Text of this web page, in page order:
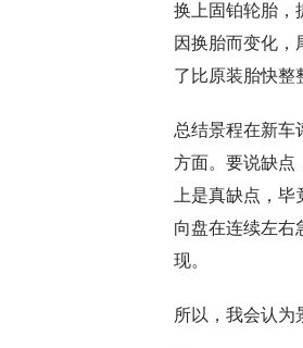
换上固铂轮胎，
因换胎而变化，
了比原装胎快整
总结景程在新车
方面。要说缺点
上是真缺点，
向盘在连续左右
现。
所以，我会认